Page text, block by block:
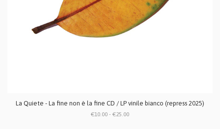
La Quiete - La fine non è la fine CD / LP vinile bianco (repress 2025)
€10.00 - €25.00